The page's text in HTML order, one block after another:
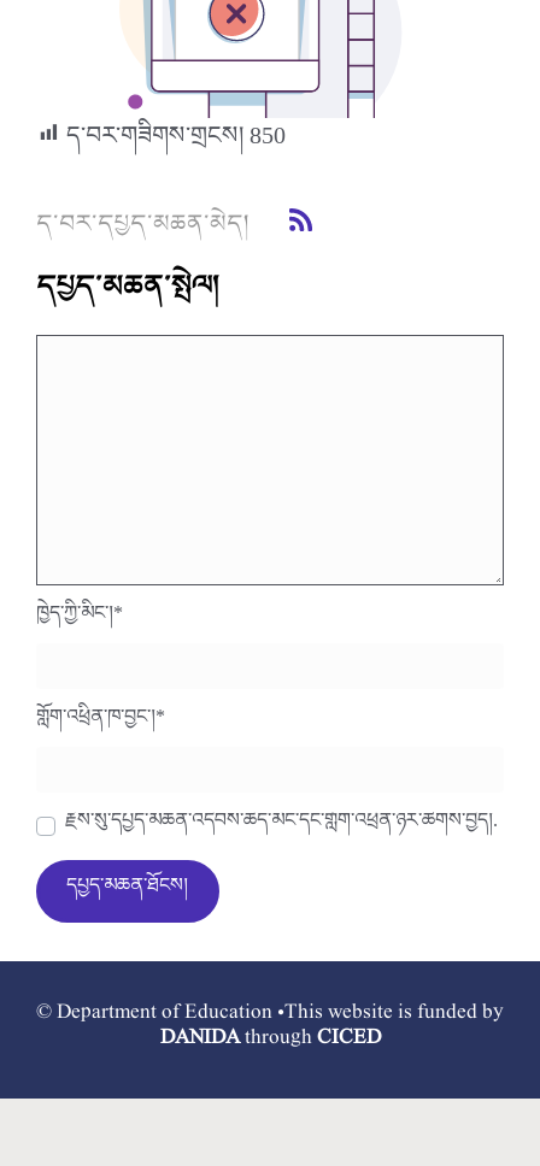
ད་བར་གཟིགས་གྲངས།850
ད་བར་དཔྱད་མཆན་མེད།
དཔྱད་མཆན་སྤེལ།
ཁྱེད་ཀྱི་མིང་།*
གློག་འཕྲིན་ཁ་བྱང་།*
རྗེས་སུ་དཔྱད་མཆན་འདེབས་ཆེད་མིང་དང་གློག་འཕྲིན་ཉར་ཚགས་བྱེད།.
© Department of Education •This website is funded by
DANIDAthroughCICED